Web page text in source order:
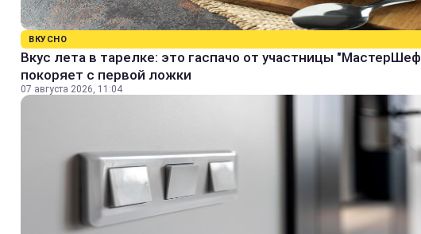
ВКУСНО
Вкус лета в тарелке: это гаспачо от участницы
покоряет с первой ложки
07 августа 2026, 11:04